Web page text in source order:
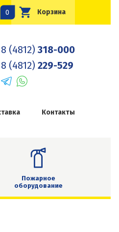
Корзина
0
8 (4812) 318-000
8 (4812) 229-529
Контакты
Пожарное
оборудование